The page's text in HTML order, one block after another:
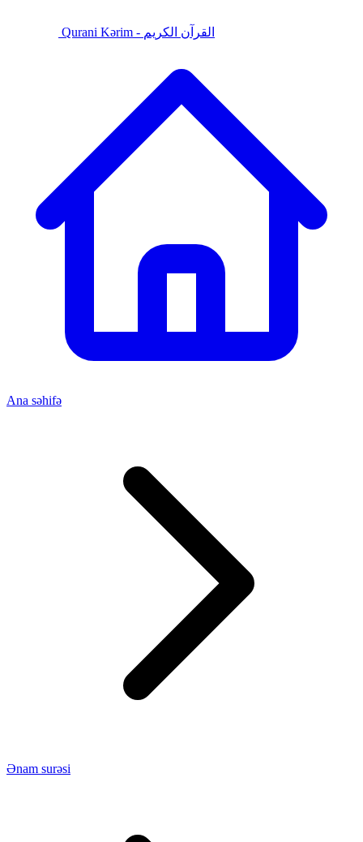
Qurani Kərim - القرآن الكريم
Ana səhifə
Ənam surəsi